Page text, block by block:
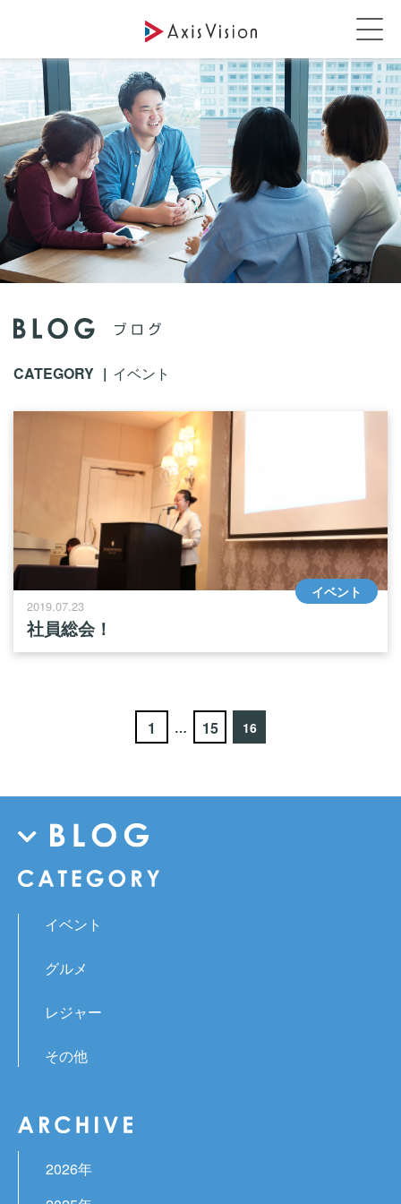
CATEGORY イベント
2019.07.23
社員総会！
イベント
1 … 15 16
イベント
グルメ
レジャー
その他
2026年